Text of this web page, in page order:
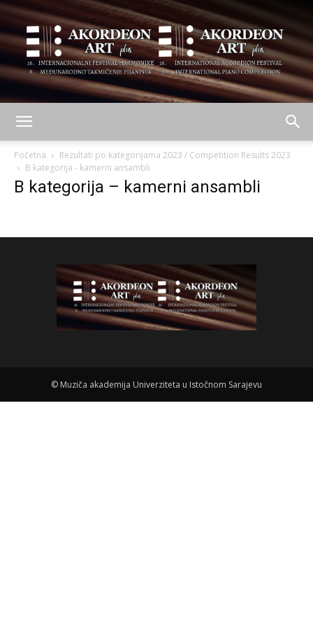
ART
Početna
Rezultati po kategorijama 2023 / Competition Results 2023
B kategorija - kamerni ansambli
B kategorija – kamerni ansambli
© Muziča akademija Univerziteta u Istočnom Sarajevu